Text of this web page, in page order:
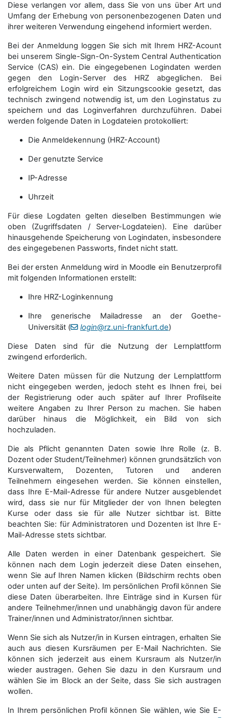
Diese verlangen vor allem, dass Sie von uns über Art und
Umfang der Erhebung von personenbezogenen Daten und
ihrer weiteren Verwendung eingehend informiert werden.
Bei der Anmeldung loggen Sie sich mit Ihrem HRZ-Acount
bei unserem Single-Sign-On-System Central Authentication
Service (CAS) ein. Die eingegebenen Logindaten werden
gegen den Login-Server des HRZ abgeglichen. Bei
erfolgreichem Login wird ein Sitzungscookie gesetzt, das
technisch zwingend notwendig ist, um den Loginstatus zu
speichern und das Loginverfahren durchzuführen. Dabei
werden folgende Daten in Logdateien protokolliert:
Die Anmeldekennung (HRZ-Account)
Der genutzte Service
IP-Adresse
Uhrzeit
Für diese Logdaten gelten dieselben Bestimmungen wie
oben (Zugriffsdaten / Server-Logdateien). Eine darüber
hinausgehende Speicherung von Logindaten, insbesondere
des eingegebenen Passworts, findet nicht statt.
Bei der ersten Anmeldung wird in Moodle ein Benutzerprofil
mit folgenden Informationen erstellt:
Ihre HRZ-Loginkennung
Ihre generische Mailadresse an der Goethe-
Universität (
login@rz.uni-frankfurt.de)
Diese Daten sind für die Nutzung der Lernplattform
zwingend erforderlich.
Weitere Daten müssen für die Nutzung der Lernplattform
nicht eingegeben werden, jedoch steht es Ihnen frei, bei
der Registrierung oder auch später auf Ihrer Profilseite
weitere Angaben zu Ihrer Person zu machen. Sie haben
darüber hinaus die Möglichkeit, ein Bild von sich
hochzuladen.
Die als Pflicht genannten Daten sowie Ihre Rolle (z. B.
Dozent oder Student/Teilnehmer) können grundsätzlich von
Kursverwaltern, Dozenten, Tutoren und anderen
Teilnehmern eingesehen werden. Sie können einstellen,
dass Ihre E-Mail-Adresse für andere Nutzer ausgeblendet
wird, dass sie nur für Mitglieder der von Ihnen belegten
Kurse oder dass sie für alle Nutzer sichtbar ist. Bitte
beachten Sie: für Administratoren und Dozenten ist Ihre E-
Mail-Adresse stets sichtbar.
Alle Daten werden in einer Datenbank gespeichert. Sie
können nach dem Login jederzeit diese Daten einsehen,
wenn Sie auf Ihren Namen klicken (Bildschirm rechts oben
oder unten auf der Seite). Im persönlichen Profil können Sie
diese Daten überarbeiten. Ihre Einträge sind in Kursen für
andere Teilnehmer/innen und unabhängig davon für andere
Trainer/innen und Administrator/innen sichtbar.
Wenn Sie sich als Nutzer/in in Kursen eintragen, erhalten Sie
auch aus diesen Kursräumen per E-Mail Nachrichten. Sie
können sich jederzeit aus einem Kursraum als Nutzer/in
wieder austragen. Gehen Sie dazu in den Kursraum und
wählen Sie im Block an der Seite, dass Sie sich austragen
wollen.
In Ihrem persönlichen Profil können Sie wählen, wie Sie E-